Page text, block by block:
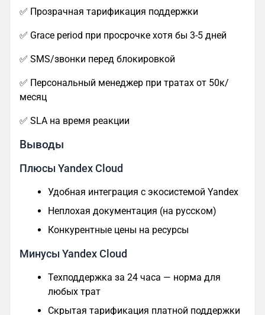
✅ Прозрачная тарификация поддержки
✅ Grace period при просрочке хотя бы 3-5 дней
✅ SMS/звонки перед блокировкой
✅ Персональный менеджер при тратах от 50к/
месяц
✅ SLA на время реакции
Выводы
Плюсы Yandex Cloud
Удобная интеграция с экосистемой Yandex
Неплохая документация (на русском)
Конкурентные цены на ресурсы
Минусы Yandex Cloud
Техподдержка за 24 часа — норма для
любых трат
Скрытая тарификация платной поддержки